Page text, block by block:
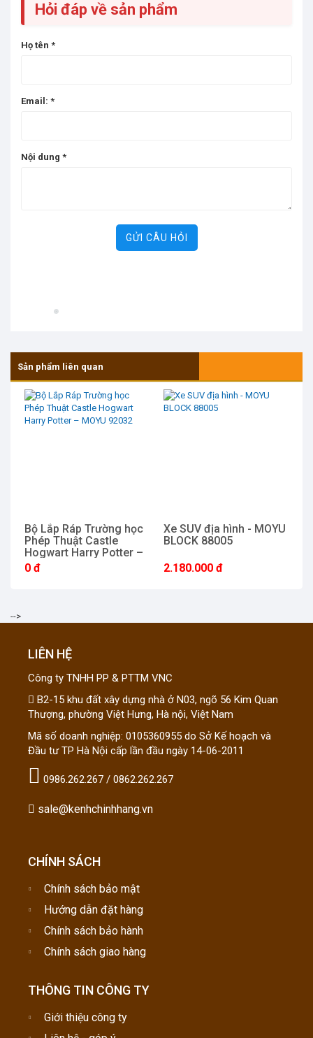
Hỏi đáp về sản phẩm
Họ tên *
Email: *
Nội dung *
GỬI CÂU HỎI
Sản phẩm liên quan
Bộ Lắp Ráp Trường học
Phép Thuật Castle
Hogwart Harry Potter –
MOYU 92032
0 đ
Xe SUV địa hình - MOYU
BLOCK 88005
2.180.000 đ
-->
LIÊN HỆ
Công ty TNHH PP & PTTM VNC
B2-15 khu đất xây dựng nhà ở N03, ngõ 56 Kim Quan
Thượng, phường Việt Hưng, Hà nội, Việt Nam
Mã số doanh nghiệp: 0105360955 do Sở Kế hoạch và
Đầu tư TP Hà Nội cấp lần đầu ngày 14-06-2011
0986.262.267 / 0862.262.267
sale@kenhchinhhang.vn
CHÍNH SÁCH
Chính sách bảo mật
Hướng dẫn đặt hàng
Chính sách bảo hành
Chính sách giao hàng
THÔNG TIN CÔNG TY
Giới thiệu công ty